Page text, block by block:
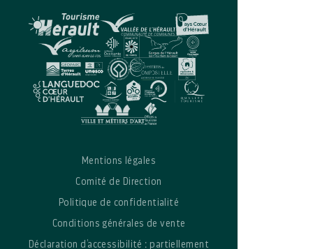
Mentions légales
Comité de Direction
Politique de confidentialité
Conditions générales de vente
Déclaration d’accessibilité : partiellement